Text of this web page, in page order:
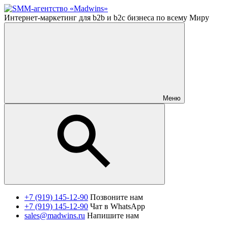
Интернет-маркетинг для b2b и b2c бизнеса по всему Миру
Меню
+7 (919) 145-12-90 Позвоните нам
+7 (919) 145-12-90 Чат в WhatsApp
sales@madwins.ru Напишите нам